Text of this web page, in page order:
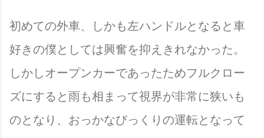
初めての外車、しかも左ハンドルとなると車
好きの僕としては興奮を抑えきれなかった。
しかしオープンカーであったためフルクロー
ズにすると雨も相まって視界が非常に狭いも
のとなり、おっかなびっくりの運転となって